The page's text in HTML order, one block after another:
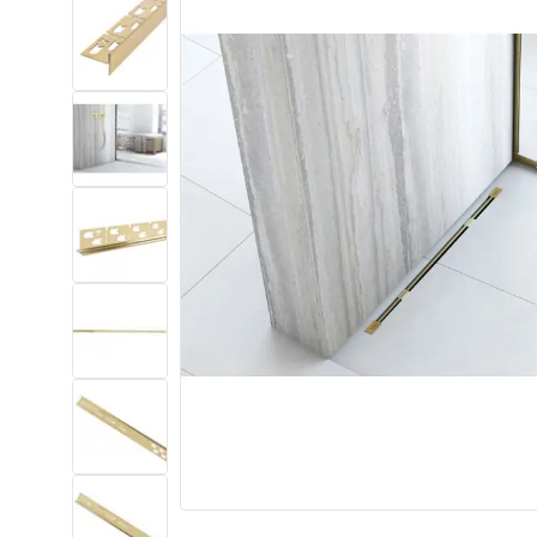
Duschwannen
Duschrinnen
Toiletten
Waschbecken
Wannen und
Badewannenaufsätze
Badarmaturen
Duschen